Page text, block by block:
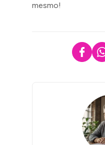
mesmo!